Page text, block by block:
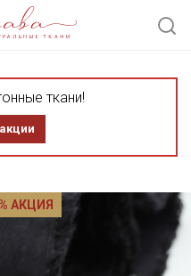
ткани!
АКЦИЯ